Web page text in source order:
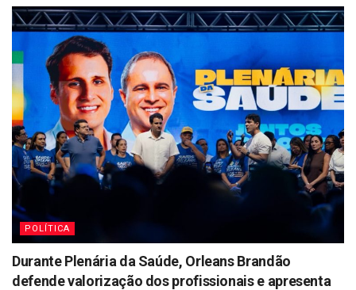
POLÍTICA
Durante Plenária da Saúde, Orleans Brandão
defende valorização dos profissionais e apresenta